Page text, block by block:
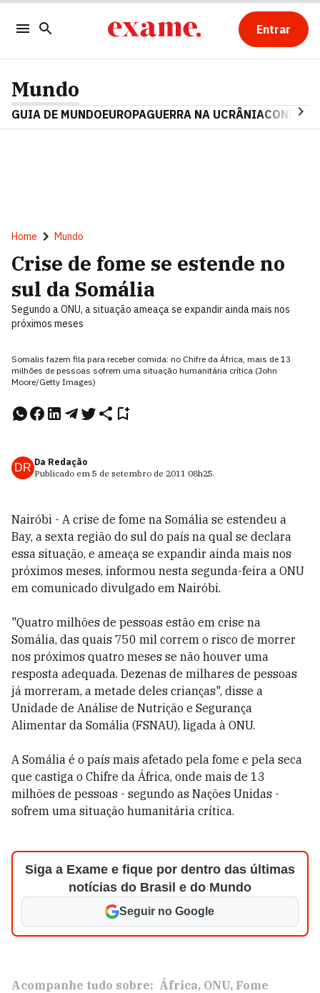
Entrar
Mundo
GUIA DE MUNDOEUROPAGUERRA NA UCRÂNIA
Home Mundo
Crise de fome se estende no
sul da Somália
Segundo a ONU, a situação ameaça se expandir ainda mais nos
próximos meses
Somalis fazem fila para receber comida: no Chifre da África, mais de 13
milhões de pessoas sofrem uma situação humanitária crítica (John
Moore/Getty Images)
DR Da Redação
Publicado em 5 de setembro de 2011 08h25.
Nairóbi - A crise de fome na Somália se estendeu a
Bay, a sexta região do sul do país na qual se declara
essa situação, e ameaça se expandir ainda mais nos
próximos meses, informou nesta segunda-feira a ONU
em comunicado divulgado em Nairóbi.
"Quatro milhões de pessoas estão em crise na
Somália, das quais 750 mil correm o risco de morrer
nos próximos quatro meses se não houver uma
resposta adequada. Dezenas de milhares de pessoas
já morreram, a metade deles crianças", disse a
Unidade de Análise de Nutrição e Segurança
Alimentar da Somália (FSNAU), ligada à ONU.
A Somália é o país mais afetado pela fome e pela seca
que castiga o Chifre da África, onde mais de 13
milhões de pessoas - segundo as Nações Unidas -
sofrem uma situação humanitária crítica.
Siga a Exame e fique por dentro das últimas
notícias do Brasil e do Mundo
Seguir no Google
Acompanhe tudo sobre: África ONU Fome